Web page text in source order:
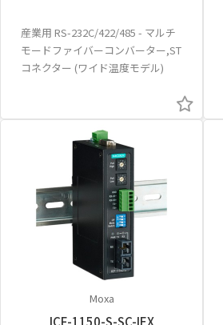
産業用 RS-232C/422/485 - マルチ
モードファイバーコンバーター,ST
コネクター (ワイド温度モデル)
Moxa
ICF-1150-S-SC-IEX